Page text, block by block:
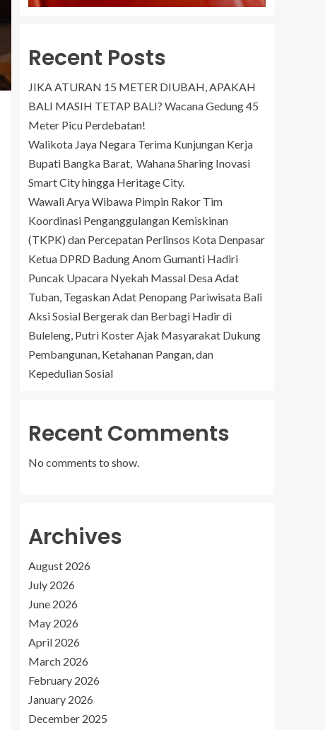
Recent Posts
JIKA ATURAN 15 METER DIUBAH, APAKAH
BALI MASIH TETAP BALI? Wacana Gedung 45
Meter Picu Perdebatan!
Walikota Jaya Negara Terima Kunjungan Kerja
Bupati Bangka Barat, Wahana Sharing Inovasi
Smart City hingga Heritage City.
Wawali Arya Wibawa Pimpin Rakor Tim
Koordinasi Penganggulangan Kemiskinan
(TKPK) dan Percepatan Perlinsos Kota Denpasar
Ketua DPRD Badung Anom Gumanti Hadiri
Puncak Upacara Nyekah Massal Desa Adat
Tuban, Tegaskan Adat Penopang Pariwisata Bali
Aksi Sosial Bergerak dan Berbagi Hadir di
Buleleng, Putri Koster Ajak Masyarakat Dukung
Pembangunan, Ketahanan Pangan, dan
Kepedulian Sosial
Recent Comments
No comments to show.
Archives
August 2026
July 2026
June 2026
May 2026
April 2026
March 2026
February 2026
January 2026
December 2025